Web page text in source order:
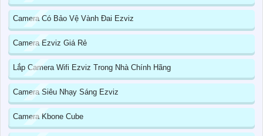
Camera Có Bảo Vệ Vành Đai Ezviz
Camera Ezviz Giá Rẻ
Lắp Camera Wifi Ezviz Trong Nhà Chính Hãng
Camera Siêu Nhạy Sáng Ezviz
Camera Kbone Cube